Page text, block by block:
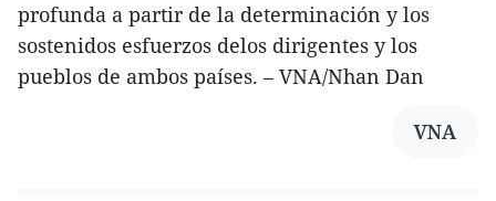
profunda a partir de la determinación y los
sostenidos esfuerzos delos dirigentes y los
pueblos de ambos países. – VNA/Nhan Dan
VNA